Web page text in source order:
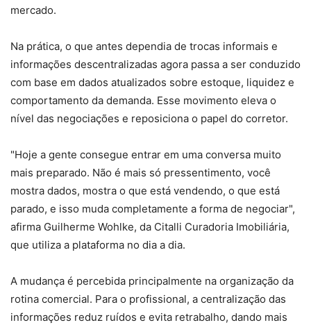
mercado.
Na prática, o que antes dependia de trocas informais e
informações descentralizadas agora passa a ser conduzido
com base em dados atualizados sobre estoque, liquidez e
comportamento da demanda. Esse movimento eleva o
nível das negociações e reposiciona o papel do corretor.
"Hoje a gente consegue entrar em uma conversa muito
mais preparado. Não é mais só pressentimento, você
mostra dados, mostra o que está vendendo, o que está
parado, e isso muda completamente a forma de negociar",
afirma Guilherme Wohlke, da Citalli Curadoria Imobiliária,
que utiliza a plataforma no dia a dia.
A mudança é percebida principalmente na organização da
rotina comercial. Para o profissional, a centralização das
informações reduz ruídos e evita retrabalho, dando mais